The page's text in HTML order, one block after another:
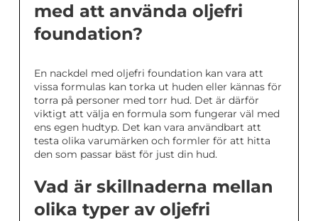
med att använda oljefri
foundation?
En nackdel med oljefri foundation kan vara att
vissa formulas kan torka ut huden eller kännas för
torra på personer med torr hud. Det är därför
viktigt att välja en formula som fungerar väl med
ens egen hudtyp. Det kan vara användbart att
testa olika varumärken och formler för att hitta
den som passar bäst för just din hud.
Vad är skillnaderna mellan
olika typer av oljefri